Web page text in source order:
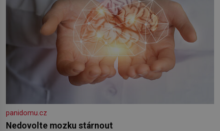
panidomu.cz
Nedovolte mozku stárnout